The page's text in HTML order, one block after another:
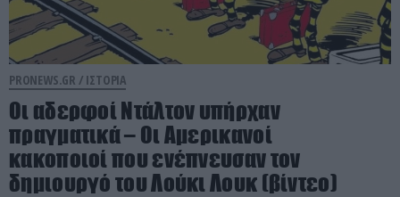
PRONEWS.GR / ΙΣΤΟΡΙΑ
Οι αδερφοί Ντάλτον υπήρχαν
πραγματικά – Οι Αμερικανοί
κακοποιοί που ενέπνευσαν τον
δημιουργό του Λούκι Λουκ (βίντεο)